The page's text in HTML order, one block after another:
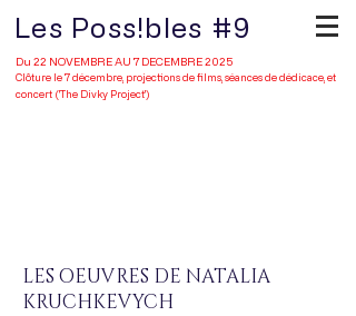
Les Poss!bles #9
Du 22 NOVEMBRE AU 7 DECEMBRE 2025
Clôture le 7 décembre, projections de films, séances de dédicace, et
concert ('The Divky Project')
LES OEUVRES DE NATALIA
KRUCHKEVYCH